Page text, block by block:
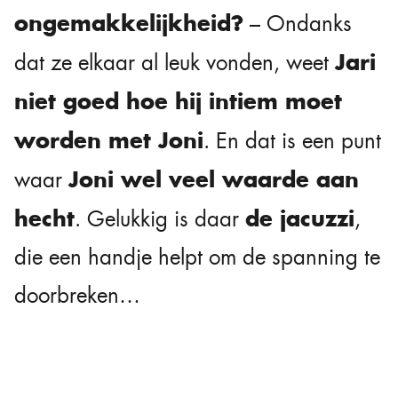
ongemakkelijkheid? – Ondanks
dat ze elkaar al leuk vonden, weetJari
niet goed hoe hij intiem moet
worden met Joni. En dat is een punt
waarJoni wel veel waarde aan
hecht. Gelukkig is daar de jacuzzi,
die een handje helpt om de spanning te
doorbreken…